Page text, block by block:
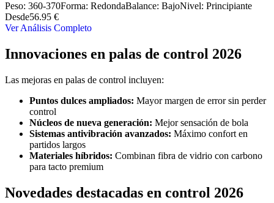
Peso: 360-370Forma: RedondaBalance: BajoNivel: Principiante
Desde56.95 €
Ver Análisis Completo
Innovaciones en palas de control 2026
Las mejoras en palas de control incluyen:
Puntos dulces ampliados: Mayor margen de error sin perder
control
Núcleos de nueva generación: Mejor sensación de bola
Sistemas antivibración avanzados: Máximo confort en
partidos largos
Materiales híbridos: Combinan fibra de vidrio con carbono
para tacto premium
Novedades destacadas en control 2026